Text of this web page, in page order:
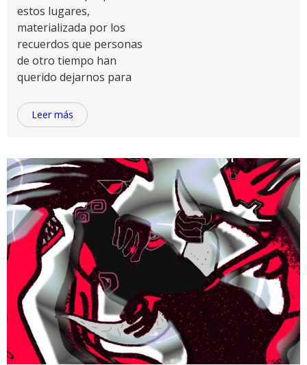
estos lugares,
materializada por los
recuerdos que personas
de otro tiempo han
querido dejarnos para
Leer más